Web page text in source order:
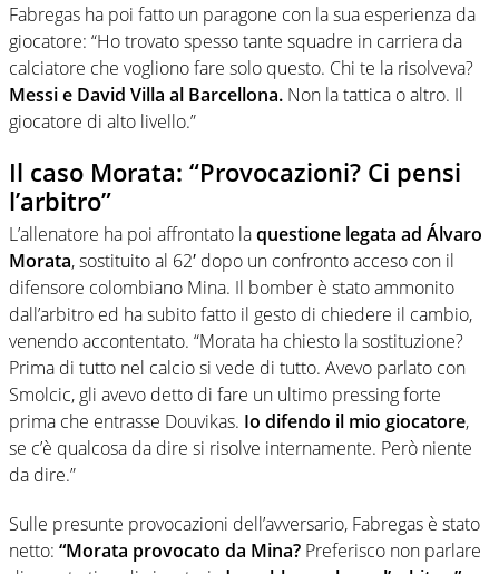
Fabregas ha poi fatto un paragone con la sua esperienza da
giocatore: “Ho trovato spesso tante squadre in carriera da
calciatore che vogliono fare solo questo. Chi te la risolveva?
Messi e David Villa al Barcellona. Non la tattica o altro. Il
giocatore di alto livello.”
Il caso Morata: “Provocazioni? Ci pensi
l’arbitro”
L’allenatore ha poi affrontato laquestione legata ad Álvaro
Morata, sostituito al 62′ dopo un confronto acceso con il
difensore colombiano Mina. Il bomber è stato ammonito
dall’arbitro ed ha subito fatto il gesto di chiedere il cambio,
venendo accontentato. “Morata ha chiesto la sostituzione?
Prima di tutto nel calcio si vede di tutto. Avevo parlato con
Smolcic, gli avevo detto di fare un ultimo pressing forte
prima che entrasse Douvikas. Io difendo il mio giocatore,
se c’è qualcosa da dire si risolve internamente. Però niente
da dire.”
Sulle presunte provocazioni dell’avversario, Fabregas è stato
netto: “Morata provocato da Mina? Preferisco non parlare